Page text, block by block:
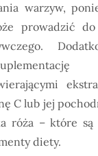
warzyw,
prowadzić
C lub jej
róża – które są
diety.